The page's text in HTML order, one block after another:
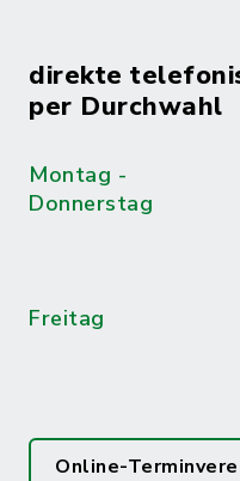
direkte
per Durchwahl
Montag -
Donnerstag
Freitag
Online-